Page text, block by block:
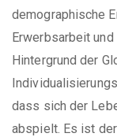
demographische
Erwerbsarbeit
Hintergrund der
dass sich der
abspielt. Es ist